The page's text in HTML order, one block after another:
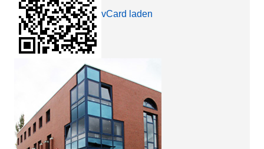
vCard laden